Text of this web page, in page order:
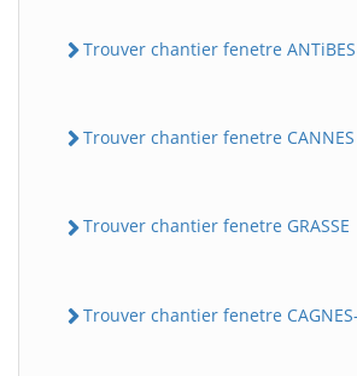
Trouver chantier fenetre ANTiBES
Trouver chantier fenetre CANNES
Trouver chantier fenetre GRASSE
Trouver chantier fenetre